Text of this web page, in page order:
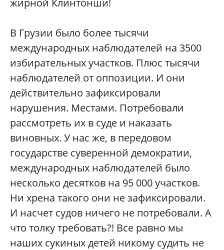
жирной Клинтонши!
В Грузии было более тысячи
международных наблюдателей на 3500
избирательных участков. Плюс тысячи
наблюдателей от оппозиции. И они
действительно зафиксировали
нарушения. Местами. Потребовали
рассмотреть их в суде и наказать
виновных. У нас же, в передовом
государстве суверенной демократии,
международных наблюдателей было
несколько десятков на 95 000 участков.
Ни хрена такого они не зафиксировали.
И насчет судов ничего не потребовали. А
что толку требовать?! Все равно мы
наших сукиных детей никому судить не